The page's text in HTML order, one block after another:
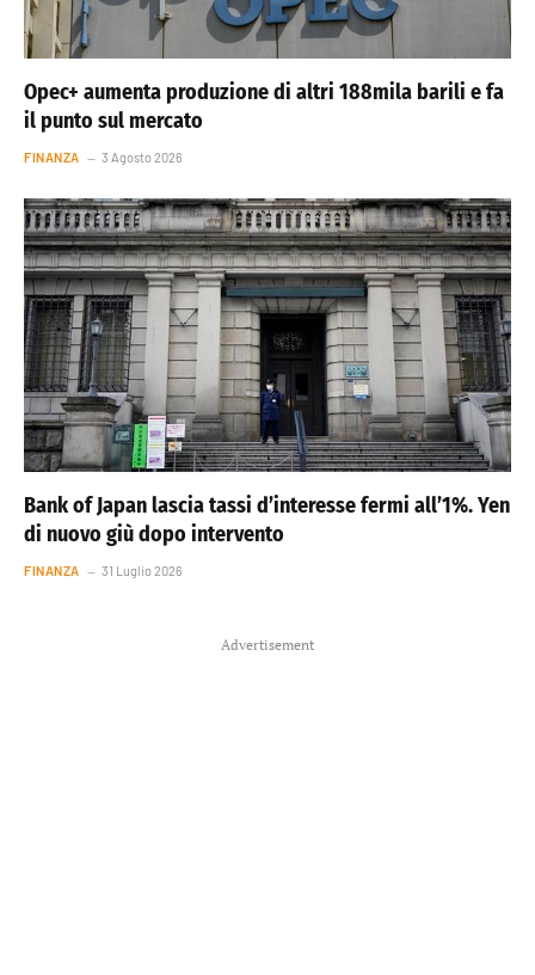
Opec+ aumenta produzione di altri 188mila barili e fa
il punto sul mercato
FINANZA 3 Agosto 2026
Bank of Japan lascia tassi d’interesse fermi all’1%. Yen
di nuovo giù dopo intervento
FINANZA 31 Luglio 2026
Advertisement